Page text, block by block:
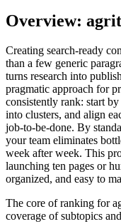
Overview:
Creating search‑ready
than a few generic
turns research into
pragmatic approach for
consistently rank: start
into clusters, and align
job‑to‑be‑done. By
your team eliminates
week after week. This
launching ten pages or
organized, and easy to
The core of ranking for
coverage of subtopics